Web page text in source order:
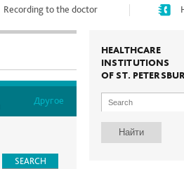
Recording to the doctor
HEALTHCARE
INSTITUTIONS
OF ST.
Другое